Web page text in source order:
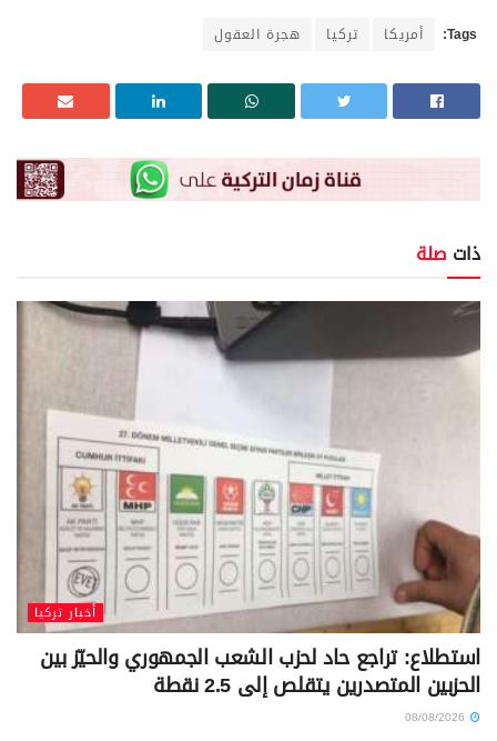
Tags: أمريكا تركيا هجرة العقول
ذات صلة
أخبار تركيا
استطلاع: تراجع حاد لحزب الشعب الجمهوري والحيّز بين
الحزبين المتصدرين يتقلص إلى 2.5 نقطة